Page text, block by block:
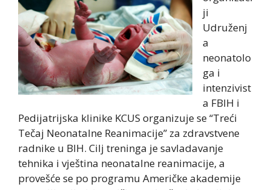
ji
Udruženj
a
neonatolo
ga i
intenzivist
a FBIH i
Pedijatrijska klinike KCUS organizuje se “Treći
Tečaj Neonatalne Reanimacije” za zdravstvene
radnike u BIH. Cilj treninga je savladavanje
tehnika i vještina neonatalne reanimacije, a
provešće se po programu Američke akademije